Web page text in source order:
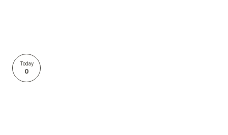
Today
0